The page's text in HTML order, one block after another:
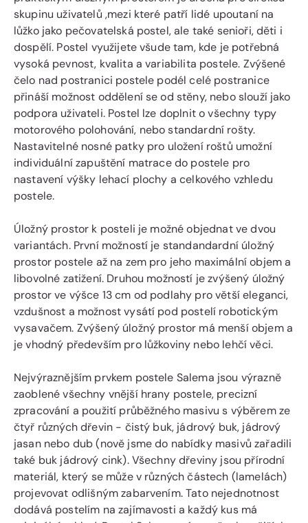
skupinu uživatelů ,mezi které patří lidé upoutaní na
lůžko jako pečovatelská postel, ale také senioři, děti i
dospělí. Postel využijete všude tam, kde je potřebná
vysoká pevnost, kvalita a variabilita postele. Zvýšené
čelo nad postranici postele podél celé postranice
přináší možnost oddělení se od stěny, nebo slouží jako
podpora uživateli. Postel lze doplnit o všechny typy
motorového polohování, nebo standardní rošty.
Nastavitelné nosné patky pro uložení roštů umožní
individuální zapuštění matrace do postele pro
nastavení výšky lehací plochy a celkového vzhledu
postele.
Úložný prostor k posteli je možné objednat ve dvou
variantách. První možností je standandardní úložný
prostor postele až na zem pro jeho maximální objem a
libovolné zatižení. Druhou možností je zvýšený úložný
prostor ve výšce 13 cm od podlahy pro větší eleganci,
vzdušnost a možnost vysátí pod postelí robotickým
vysavačem. Zvýšený úložný prostor má menší objem a
je vhodný především pro lůžkoviny nebo lehčí věci.
Nejvýraznějším prvkem postele Salema jsou výrazně
zaoblené všechny vnější hrany postele, precizní
zpracování a použití průběžného masivu s výběrem ze
čtyř různých dřevin - čistý buk, jádrový buk, jádrový
jasan nebo dub (nově jsme do nabídky masivů zařadili
také buk jádrový cink). Všechny dřeviny jsou přírodní
materiál, který se může v různých částech (lamelách)
projevovat odlišným zabarvením. Tato nejednotnost
dodává postelím na zajímavosti a každý kus má